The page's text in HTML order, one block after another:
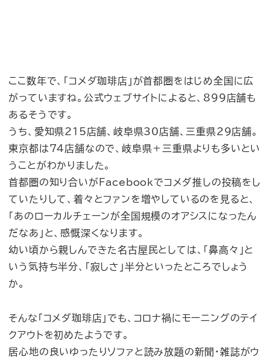
ここ数年で、「コメダ珈琲店」が首都圏をはじめ全国に広
がっていますね。公式ウェブサイトによると、899店舗も
あるそうです。
うち、愛知県215店舗、岐阜県30店舗、三重県29店舗。
東京都は74店舗なので、岐阜県＋三重県よりも多いとい
うことがわかりました。
首都圏の知り合いがFacebookでコメダ推しの投稿をし
ていたりして、着々とファンを増やしているのを見ると、
「あのローカルチェーンが全国規模のオアシスになったん
だなあ」と、感慨深くなります。
幼い頃から親しんできた名古屋民としては、「鼻高々」と
いう気持ち半分、「寂しさ」半分といったところでしょう
か。
そんな「コメダ珈琲店」でも、コロナ禍にモーニングのテイ
クアウトを初めたようです。
居心地の良いゆったりソファと読み放題の新聞・雑誌がウ